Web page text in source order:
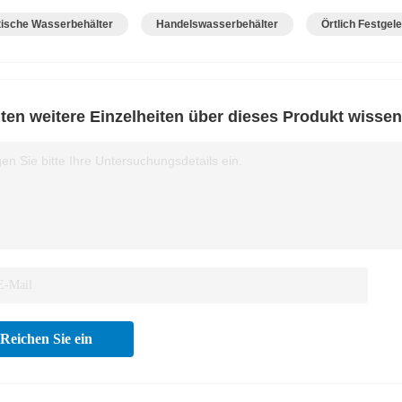
Wasserbehälter Handelswasserbehälter Örtlich
weitere Einzelheiten über dieses Produkt wissen
Sie bitte Ihre Untersuchungsdetails ein.
Reichen Sie ein